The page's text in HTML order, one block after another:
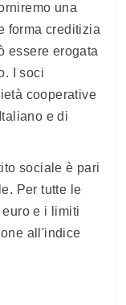
una
forma creditizia
essere erogata
I soci
cooperative
e di
sociale è pari
Per tutte le
e i limiti
all'indice